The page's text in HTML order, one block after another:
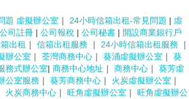
題 虛擬辦公室 ｜ 24小時信箱出租-常見問題 | 虛
公司註冊 | 公司報稅 | 公司秘書 | 開設商業銀行戶
出租 ｜ 信箱出租服務 ｜ 24小時信箱出租服務
｜
辦公室 ｜ 荃灣商務中心 ｜ 葵涌虛擬辦公室 ｜ 葵
務式辦公室| 商務中心地址 ｜ 商務中心 ｜ 葵芳虛
公室服務 ｜ 葵芳商務中心 ｜ 火炭虛擬辦公室 ｜
火炭商務中心 ｜ 旺角虛擬辦公室 ｜ 旺角虛擬辦公